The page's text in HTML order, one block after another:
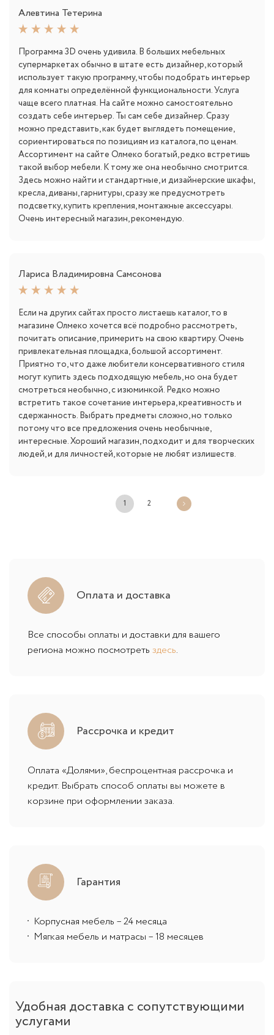
Алевтина Тетерина
Программа 3D очень удивила. В больших мебельных
супермаркетах обычно в штате есть дизайнер, который
использует такую программу, чтобы подобрать интерьер
для комнаты определённой функциональности. Услуга
чаще всего платная. На сайте можно самостоятельно
создать себе интерьер. Ты сам себе дизайнер. Сразу
можно представить, как будет выглядеть помещение,
сориентироваться по позициям из каталога, по ценам.
Ассортимент на сайте Олмеко богатый, редко встретишь
такой выбор мебели. К тому же она необычно смотрится.
Здесь можно найти и стандартные, и дизайнерские шкафы,
кресла, диваны, гарнитуры, сразу же предусмотреть
подсветку, купить крепления, монтажные аксессуары.
Очень интересный магазин, рекомендую.
Лариса Владимировна Самсонова
Если на других сайтах просто листаешь каталог, то в
магазине Олмеко хочется всё подробно рассмотреть,
почитать описание, примерить на свою квартиру. Очень
привлекательная площадка, большой ассортимент.
Приятно то, что даже любители консервативного стиля
могут купить здесь подходящую мебель, но она будет
смотреться необычно, с изюминкой. Редко можно
встретить такое сочетание интерьера, креативность и
сдержанность. Выбрать предметы сложно, но только
потому что все предложения очень необычные,
интересные. Хороший магазин, подходит и для творческих
людей, и для личностей, которые не любят излишеств.
1 2
Оплата и доставка
Все способы оплаты и доставки для вашего
региона можно посмотреть здесь.
Рассрочка и кредит
Оплата «Долями», беспроцентная рассрочка и
кредит. Выбрать способ оплаты вы можете в
корзине при оформлении заказа.
Гарантия
Корпусная мебель – 24 месяца
Мягкая мебель и матрасы – 18 месяцев
Удобная доставка с сопутствующими
услугами